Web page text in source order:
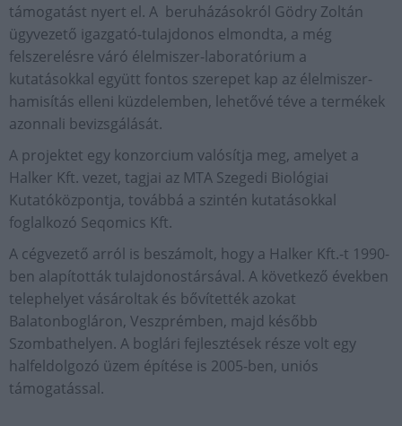
támogatást nyert el. A beruházásokról Gödry Zoltán
ügyvezető igazgató-tulajdonos elmondta, a még
felszerelésre váró élelmiszer-laboratórium a
kutatásokkal együtt fontos szerepet kap az élelmiszer-
hamisítás elleni küzdelemben, lehetővé téve a termékek
azonnali bevizsgálását.
A projektet egy konzorcium valósítja meg, amelyet a
Halker Kft. vezet, tagjai az MTA Szegedi Biológiai
Kutatóközpontja, továbbá a szintén kutatásokkal
foglalkozó Seqomics Kft.
A cégvezető arról is beszámolt, hogy a Halker Kft.-t 1990-
ben alapították tulajdonostársával. A következő években
telephelyet vásároltak és bővítették azokat
Balatonbogláron, Veszprémben, majd később
Szombathelyen. A boglári fejlesztések része volt egy
halfeldolgozó üzem építése is 2005-ben, uniós
támogatással.